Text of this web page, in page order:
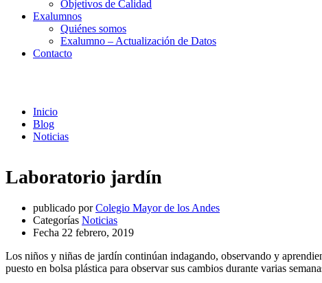
Objetivos de Calidad
Exalumnos
Quiénes somos
Exalumno – Actualización de Datos
Contacto
Inicio
Blog
Noticias
Laboratorio jardín
publicado por Colegio Mayor de los Andes
Categorías Noticias
Fecha 22 febrero, 2019
Los niños y niñas de jardín continúan indagando, observando y
puesto en bolsa plástica para observar sus cambios durante varias